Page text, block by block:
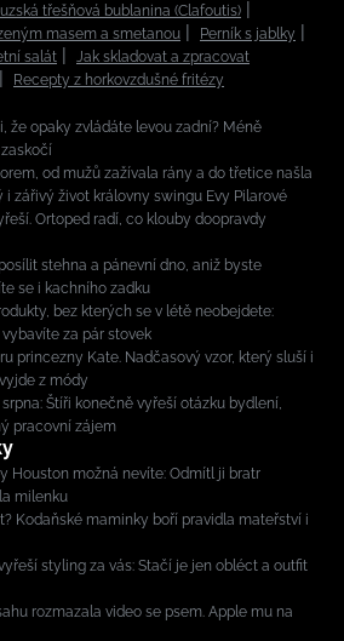
třešňová bublanina (Clafoutis)
masem a smetanou
Perník s jablky
salát
Jak skladovat a zpracovat
Recepty z horkovzdušné fritézy
že opaky zvládáte levou zadní? Méně
od mužů zažívala rány a do třetice našla
zářivý život královny swingu Evy Pilarové
Ortoped radí, co klouby doopravdy
stehna a pánevní dno, aniž byste
se i kachního zadku
bez kterých se v létě neobejdete:
za pár stovek
princezny Kate. Nadčasový vzor, který sluší i
z módy
Štíři konečně vyřeší otázku bydlení,
pracovní zájem
Houston možná nevíte: Odmítl ji bratr
milenku
Kodaňské maminky boří pravidla mateřství i
styling za vás: Stačí je jen obléct a outfit
rozmazala video se psem. Apple mu na